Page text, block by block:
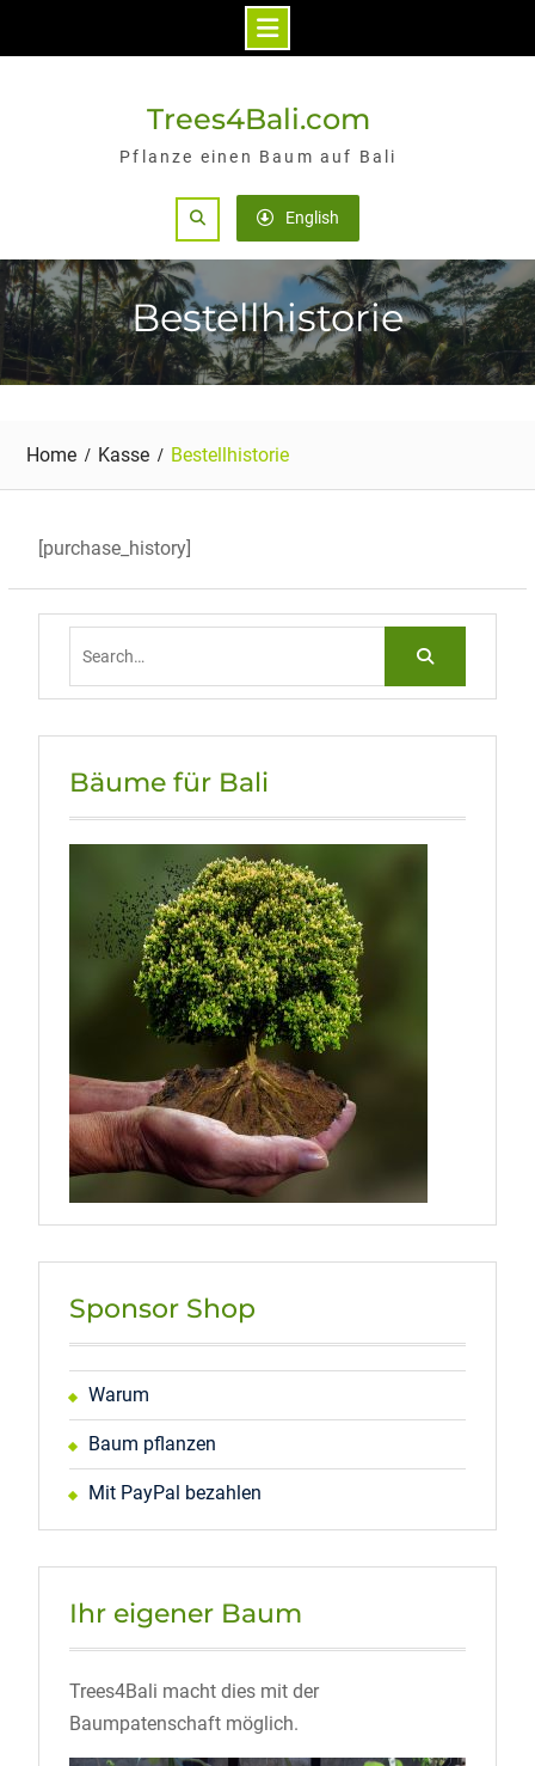
Trees4Bali.com
Pflanze einen Baum auf Bali
Search English
Bestellhistorie
Home Kasse Bestellhistorie
[purchase_history]
Bäume für Bali
Sponsor Shop
Warum
Baum pflanzen
Mit PayPal bezahlen
Ihr eigener Baum
Trees4Bali macht dies mit der
Baumpatenschaft möglich.